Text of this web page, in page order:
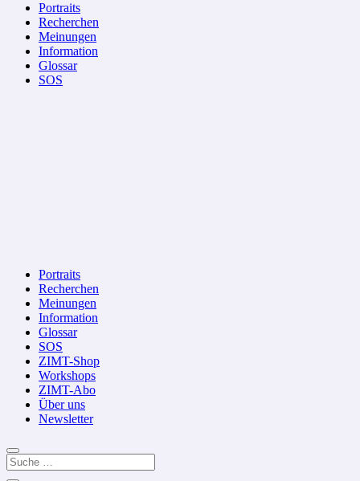
Portraits
Recherchen
Meinungen
Information
Glossar
SOS
Portraits
Recherchen
Meinungen
Information
Glossar
SOS
ZIMT-Shop
Workshops
ZIMT-Abo
Über uns
Newsletter